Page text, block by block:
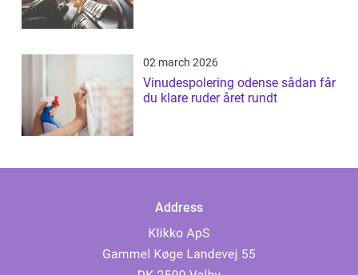
02 march 2026
Vinudespolering odense sådan får
du klare ruder året rundt
Address